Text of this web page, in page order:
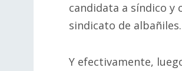
candidata a síndico y
sindicato de albañiles.
Y efectivamente,